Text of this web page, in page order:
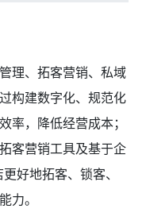
理、拓客营销、私域
构建数字化、规范化
率，降低经营成本；
客营销工具及基于企
好地拓客、锁客、
力。